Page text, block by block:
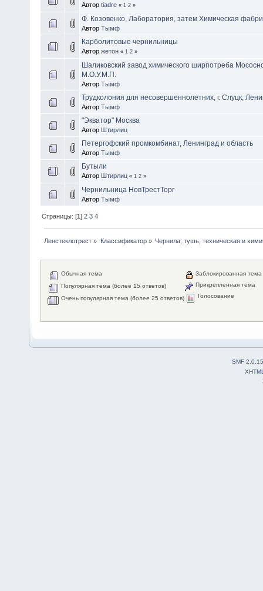
Автор tiadre « 1 2 »
Ф. Козовенко, Лаборатория, затем Химическая
Автор Тымф
Карболитовые чернильницы
Автор жетон « 1 2 »
Шаликовский завод химического ширпотреба
М.О.У.М.П.
Автор Тымф
Трудколония для несовершеннолетних, г. Слуцк,
Автор Тымф
"Экватор" Москва
Автор Штирлиц
Петергофский промкомбинат, Ленинград и область
Автор Тымф
Бутыли
Автор Штирлиц « 1 2 »
Чернильница НовТрестТорг
Автор Тымф
Страницы: [1]2 3 4
Ленстеклотрест » Классификатор» Чернила, тушь, техническая и
Обычная тема
Популярная тема (более 15 ответов)
Очень популярная тема (более 25 ответов)
Заблокированная тема
Прикрепленная тема
Голосование
SMF 2.0.15